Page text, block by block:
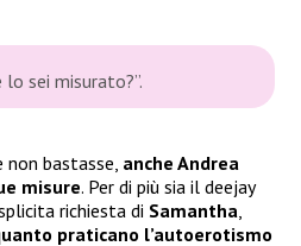
sei misurato?”.
bastasse, anche Andrea
misure. Per di più sia il deejay
richiesta di Samantha
praticano l’autoerotismo